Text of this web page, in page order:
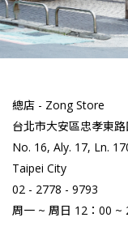
總店 - Zong Store
台北市大安區忠孝東
No. 16, Aly. 17, Ln.
Taipei City
02 - 2778 - 9793
周一 ~ 周日 12：00 ~